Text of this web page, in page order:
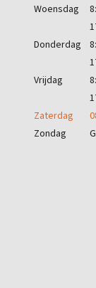
Woensdag
Donderdag
Vrijdag
Zaterdag
Zondag